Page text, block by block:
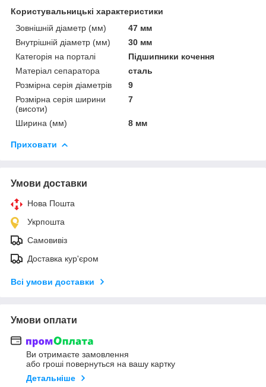
Користувальницькі характеристики
Зовнішній діаметр (мм)
47 мм
Внутрішній діаметр (мм)
30 мм
Категорія на порталі
Підшипники кочення
Матеріал сепаратора
сталь
Розмірна серія діаметрів
9
Розмірна серія ширини
(висоти)
7
Ширина (мм) 8 мм
Приховати
Умови доставки
Нова Пошта
Укрпошта
Самовивіз
Доставка кур'єром
Всі умови доставки
Умови оплати
Ви отримаєте замовлення
або гроші повернуться на вашу картку
Детальніше